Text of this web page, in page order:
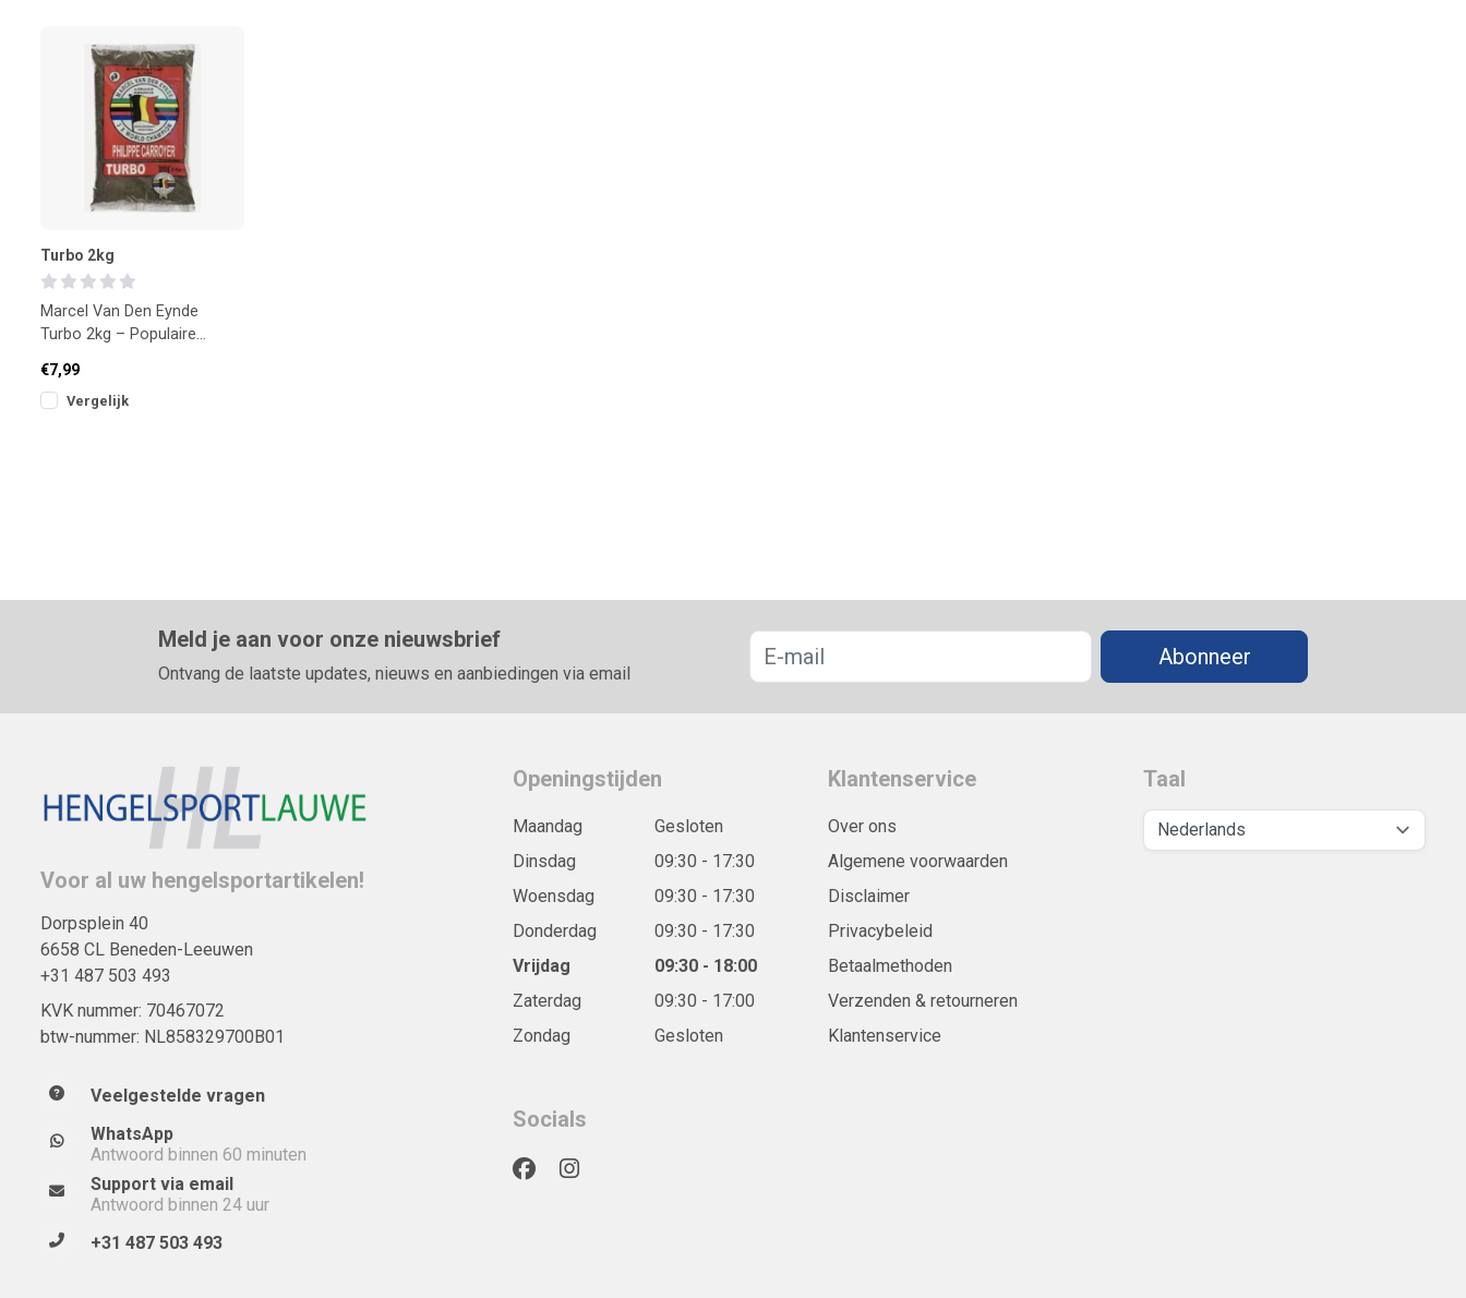
Turbo 2kg
Marcel Van Den Eynde
Turbo 2kg – Populaire
voorn
€7,99
Vergelijk
Meld je aan voor onze nieuwsbrief
Ontvang de laatste updates, nieuws en aanbiedingen via email
Abonneer
Voor al uw hengelsportartikelen!
Dorpsplein 40
6658 CL Beneden-Leeuwen
+31 487 503 493
KVK nummer: 70467072
btw-nummer: NL858329700B01
Veelgestelde vragen
WhatsApp
Antwoord binnen 60 minuten
Support via email
Antwoord binnen 24 uur
+31 487 503 493
Openingstijden
Maandag
Gesloten
Dinsdag
09:30 - 17:30
Woensdag
09:30 - 17:30
Donderdag
09:30 - 17:30
Vrijdag
09:30 - 18:00
Zaterdag
09:30 - 17:00
Zondag
Gesloten
Socials
Klantenservice
Over ons
Algemene voorwaarden
Disclaimer
Privacybeleid
Betaalmethoden
Verzenden & retourneren
Klantenservice
Taal